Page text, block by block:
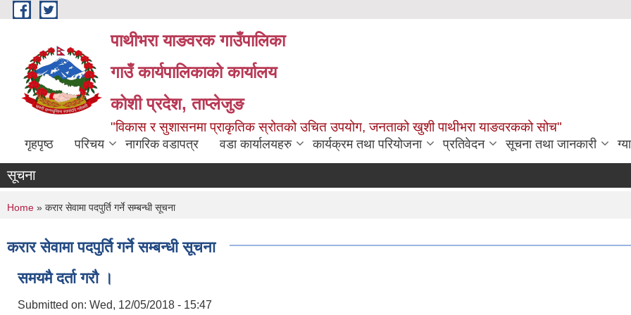
Skip to main content
पाथीभरा याङवरक गाउँपालिका
गाउँ कार्यपालिकाको कार्यालय
कोशी प्रदेश, ताप्लेजुङ
"विकास र सुशासनमा प्राकृतिक स्रोतको उचित उपयोग, जनताको खुशी पाथीभरा याङवरकको सोच"
गृहपृष्ठ परिचय नागरिक वडापत्र वडा कार्यालयहरु कार्यक्रम तथा परियोजना प्रतिवेदन सूचना तथा जानकारी
सूचना
You are here
Home » करार सेवामा पदपुर्ति गर्ने सम्बन्धी सूचना
करार सेवामा पदपुर्ति गर्ने सम्बन्धी सूचना
समयमै दर्ता गरौ ।
Submitted on: Wed, 12/05/2018 - 15:47